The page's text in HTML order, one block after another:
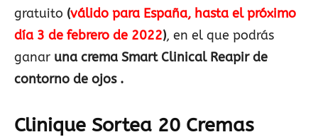
gratuito (válido para España, hasta el próximo
día 3 de febrero de 2022), en el que podrás
ganar una crema Smart Clinical Reapir de
contorno de ojos .
Clinique Sortea 20 Cremas